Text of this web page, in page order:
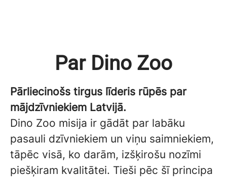
Par Dino Zoo
Pārliecinošs tirgus līderis rūpēs par
mājdzīvniekiem Latvijā.
Dino Zoo misija ir gādāt par labāku
pasauli dzīvniekiem un viņu saimniekiem,
tāpēc visā, ko darām, izšķirošu nozīmi
piešķiram kvalitātei. Tieši pēc šī principa